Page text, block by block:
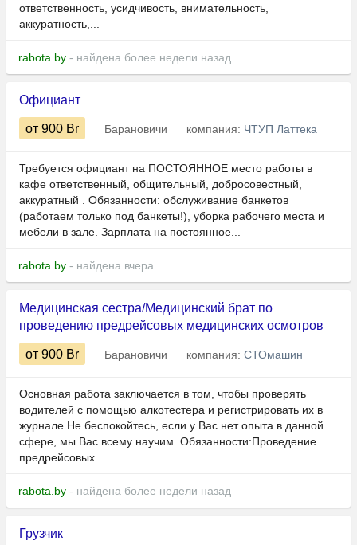
ответственность, усидчивость, внимательность,
аккуратность,...
rabota.by - найдена более недели назад
Официант
от 900 Br Барановичи компания: ЧТУП Латтека
Требуется официант на ПОСТОЯННОЕ место работы в
кафе ответственный, общительный, добросовестный,
аккуратный . Обязанности: обслуживание банкетов
(работаем только под банкеты!), уборка рабочего места и
мебели в зале. Зарплата на постоянное...
rabota.by - найдена вчера
Медицинская сестра/Медицинский брат по
проведению предрейсовых медицинских осмотров
от 900 Br Барановичи компания: СТОмашин
Основная работа заключается в том, чтобы проверять
водителей с помощью алкотестера и регистрировать их в
журнале.Не беспокойтесь, если у Вас нет опыта в данной
сфере, мы Вас всему научим. Обязанности:Проведение
предрейсовых...
rabota.by - найдена более недели назад
Грузчик